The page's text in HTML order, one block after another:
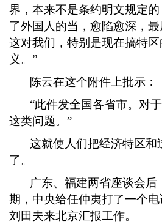
界，本来不是条约明文规定
了外国人的当，愈陷愈深，最
这对我们，特别是现在搞特
义。”
陈云在这个附件上批示：
“此件发全国各省市。对
这类问题。”
这就使人们把经济特区和
了。
广东、福建两省座谈会后
期，中央给任仲夷打了一个
刘田夫来北京汇报工作。